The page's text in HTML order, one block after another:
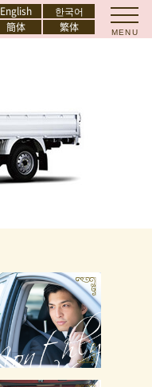
English
한국어
簡体
繁体 MENU